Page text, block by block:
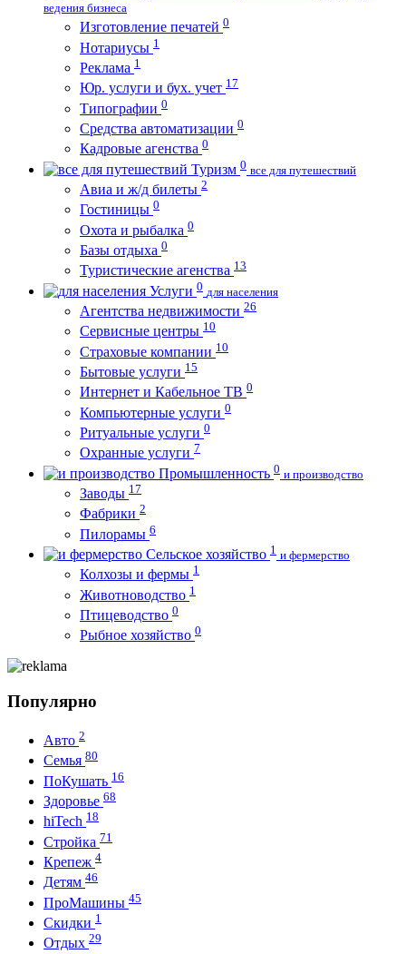
ведения бизнеса
Изготовление печатей 0
Нотариусы 1
Реклама 1
Юр. услуги и бух. учет 17
Типографии 0
Средства автоматизации 0
Кадровые агенства 0
Туризм 0 все для путешествий
Авиа и ж/д билеты 2
Гостиницы 0
Охота и рыбалка 0
Базы отдыха 0
Туристические агенства 13
Услуги 0 для населения
Агентства недвижимости 26
Сервисные центры 10
Страховые компании 10
Бытовые услуги 15
Интернет и Кабельное ТВ 0
Компьютерные услуги 0
Ритуальные услуги 0
Охранные услуги 7
Промышленность 0 и производство
Заводы 17
Фабрики 2
Пилорамы 6
Сельское хозяйство 1 и фермерство
Колхозы и фермы 1
Животноводство 1
Птицеводство 0
Рыбное хозяйство 0
Популярно
Авто 2
Семья 80
ПоКушать 16
Здоровье 68
hiTech 18
Стройка 71
Крепеж 4
Детям 46
ПроМашины 45
Скидки 1
Отдых 29